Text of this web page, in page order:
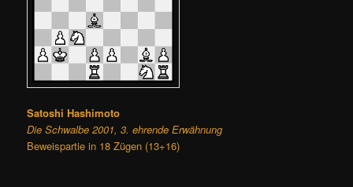
Satoshi Hashimoto
Die Schwalbe 2001, 3. ehrende Erwähnung
Beweispartie in 18 Zügen (13+16)